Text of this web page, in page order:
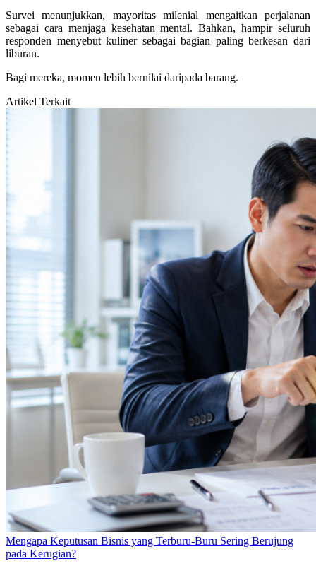
Survei menunjukkan, mayoritas milenial mengaitkan perjalanan
sebagai cara menjaga kesehatan mental. Bahkan, hampir seluruh
responden menyebut kuliner sebagai bagian paling berkesan dari
liburan.
Bagi mereka, momen lebih bernilai daripada barang.
Artikel Terkait
Mengapa Keputusan Bisnis yang Terburu-Buru Sering Berujung
pada Kerugian?